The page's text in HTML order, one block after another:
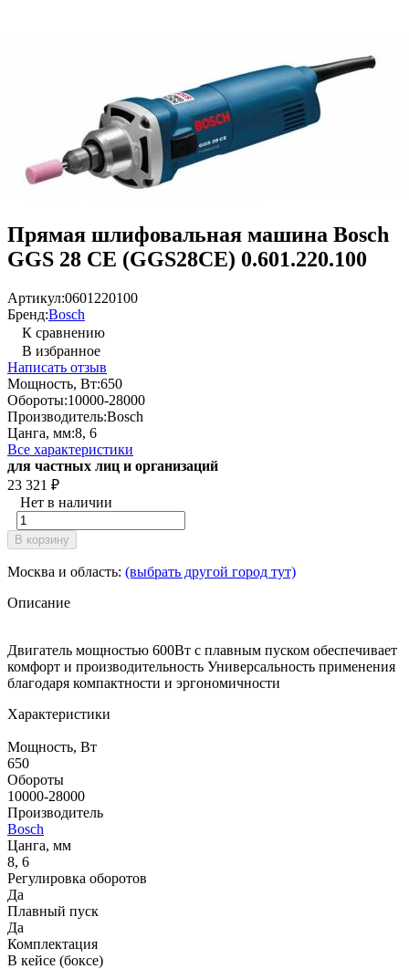
Прямая шлифовальная машина Bosch
GGS 28 CE (GGS28CE) 0.601.220.100
Артикул:0601220100
Бренд:Bosch
К сравнению
В избранное
Написать отзыв
Мощность, Вт:650
Обороты:10000-28000
Производитель:Bosch
Цанга, мм:8, 6
Все характеристики
для частных лиц и организаций
23 321
₽
Нет в наличии
В корзину
Москва и область: (выбрать другой город тут)
Описание
Двигатель мощностью 600Вт с плавным пуском обеспечивает
комфорт и производительность Универсальность применения
благодаря компактности и эргономичности
Характеристики
Мощность, Вт
650
Обороты
10000-28000
Производитель
Bosch
Цанга, мм
8, 6
Регулировка оборотов
Да
Плавный пуск
Да
Комплектация
В кейсе (боксе)